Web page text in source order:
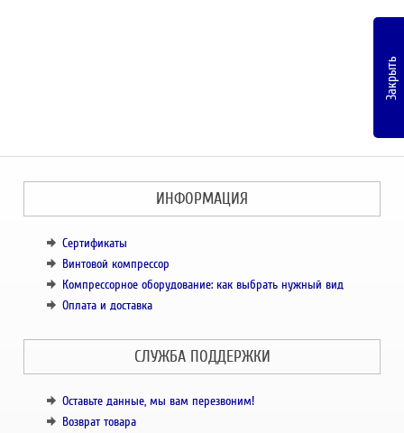
ИНФОРМАЦИЯ
Сертификаты
Винтовой компрессор
Компрессорное оборудование: как выбрать нужный вид
Оплата и доставка
СЛУЖБА ПОДДЕРЖКИ
Оставьте данные, мы вам перезвоним!
Возврат товара
Закрыть